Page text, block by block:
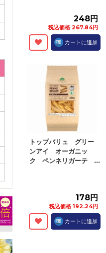
248円
税込価格 267.84円
カートに追加
トップバリュ グリー
ンアイ オーガニッ
ク ペンネリガーテ ...
178円
税込価格 192.24円
カートに追加